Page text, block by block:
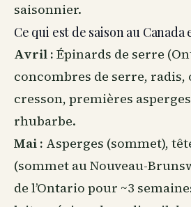
saisonnier.
Ce qui est de saison au
Avril : Épinards de serre
concombres de serre, radis,
cresson, premières
rhubarbe.
Mai : Asperges (sommet),
(sommet au Nouveau-
de l’Ontario pour ~3